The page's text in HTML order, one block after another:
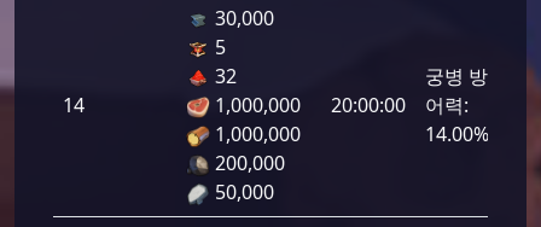
14
30,000
5
32
1,000,000
1,000,000
200,000
50,000
20:00:00
궁병 방
어력:
14.00%